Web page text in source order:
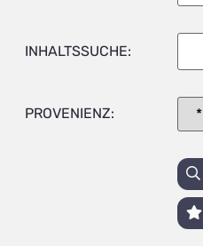
INHALTSSUCHE:
PROVENIENZ: